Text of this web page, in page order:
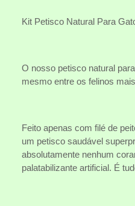
Kit Petisco Natural Para
O nosso petisco natural
mesmo entre os felinos
Feito apenas com filé de
um petisco saudável
absolutamente nenhum
palatabilizante artificial. É